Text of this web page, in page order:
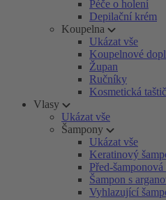
Péče o holení
Depilační krém
Koupelna
Ukázat vše
Koupelnové
Župan
Ručníky
Kosmetická
Vlasy
Ukázat vše
Šampony
Ukázat vše
Keratinový
Před-šamponová
Šampon s
Vyhlazující